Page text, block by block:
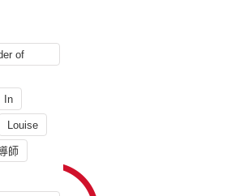
of
In
Louise
師